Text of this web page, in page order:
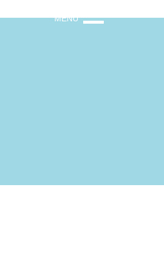
MENU